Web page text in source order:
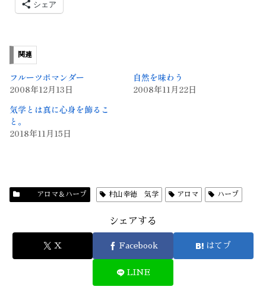
シェア
関連
フルーツポマンダー
2008年12月13日
自然を味わう
2008年11月22日
気学とは真に心身を飾るこ
と。
2018年11月15日
アロマ＆ハーブ 村山幸徳 気学 アロマ ハーブ
シェアする
X Facebook はてブ
LINE